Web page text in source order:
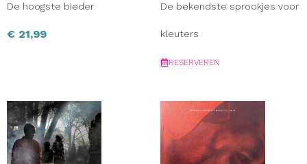
De hoogste bieder
€ 21,99
De bekendste sprookjes voor
kleuters
RESERVEREN